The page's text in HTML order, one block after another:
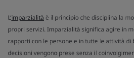
L’imparzialità è il principio che disciplina la
propri servizi. Imparzialità significa agire in
rapporti con le persone e in tutte le attività di
decisioni vengono prese senza il